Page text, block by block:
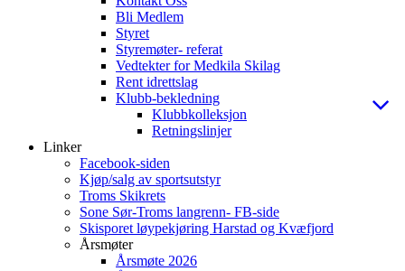
Bli Medlem
Styret
Styremøter- referat
Vedtekter for Medkila Skilag
Rent idrettslag
Klubb-bekledning
Klubbkolleksjon
Retningslinjer
Linker
Facebook-siden
Kjøp/salg av sportsutstyr
Troms Skikrets
Sone Sør-Troms langrenn- FB-side
Skisporet løypekjøring Harstad og Kvæfjord
Årsmøter
Årsmøte 2026